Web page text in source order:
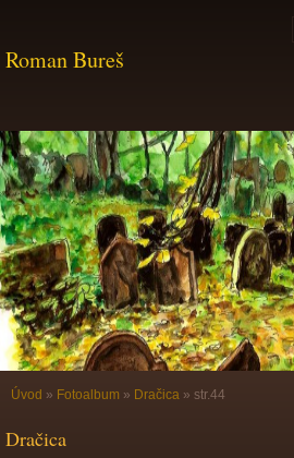
Roman Bureš
Úvod » Fotoalbum » Dračica » str.44
Dračica